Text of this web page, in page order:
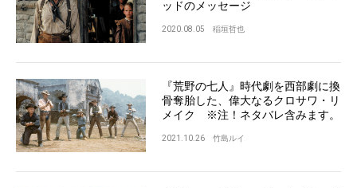
ッドのメッセージ
2020.08.05 稲垣哲也
『荒野の七人』時代劇を西部劇に換
骨奪胎した、偉大なるクロサワ・リ
メイク ※注！ネタバレ含みます。
2021.10.26 竹島ルイ